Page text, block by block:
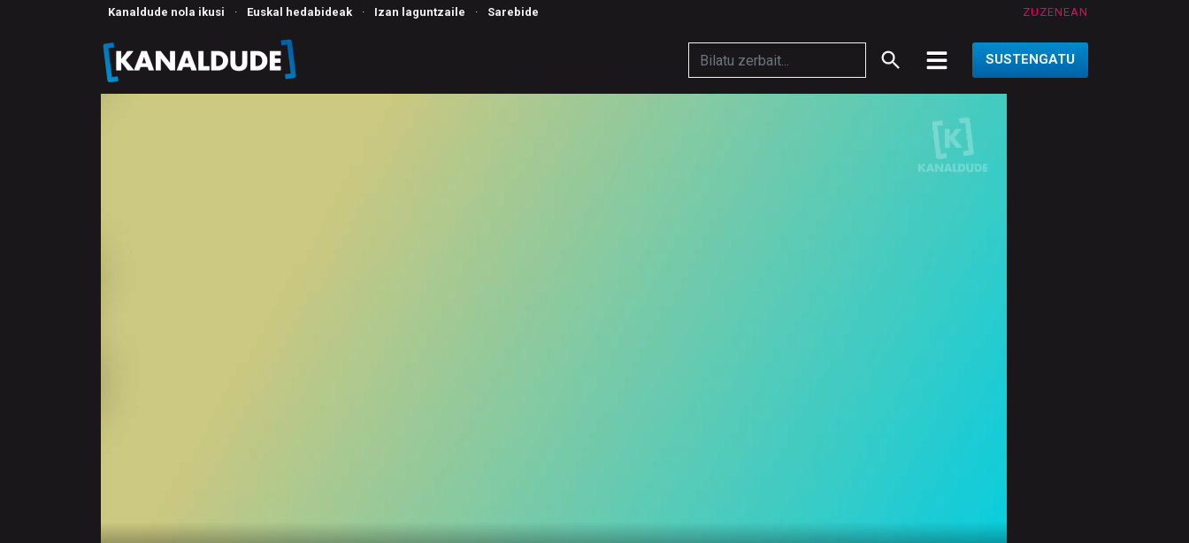
Kanaldude nola ikusi · Euskal hedabideak · Izan laguntzaile · Sarebide ZUZENEAN
SUSTENGATU